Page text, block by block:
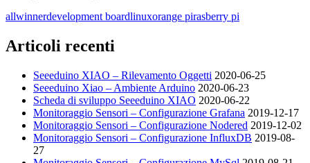
allwinnerdevelopment boardlinuxorange pirasberry pi
Articoli recenti
Seeeduino XIAO – Rilevamento Oggetti 2020-06-25
Seeeduino Xiao – Ambiente Arduino 2020-06-23
Scheda di sviluppo Seeeduino XIAO 2020-06-22
Monitoraggio Sensori – Configurazione Grafana 2019-12-17
Monitoraggio Sensori – Configurazione Nodered 2019-12-02
Monitoraggio Sensori – Configurazione InfluxDB 2019-08-
27